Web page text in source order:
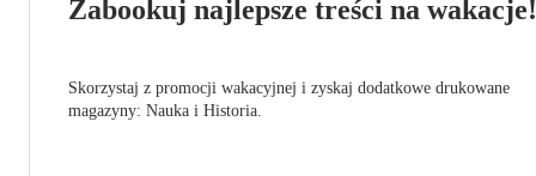
Zabookuj najlepsze treści na wakacje!
Skorzystaj z promocji wakacyjnej i zyskaj dodatkowe drukowane
magazyny: Nauka i Historia.